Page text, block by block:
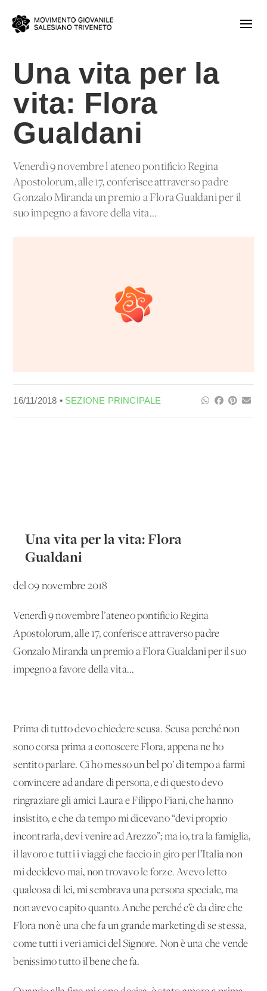
Una vita per la
vita: Flora
Gualdani
Venerdì 9 novembre l'ateneo pontificio Regina
Apostolorum, alle 17, conferisce attraverso padre
Gonzalo Miranda un premio a Flora Gualdani per il
suo impegno a favore della vita...
16/11/2018 • SEZIONE PRINCIPALE
Una vita per la vita: Flora
Gualdani
del 09 novembre 2018
Venerdì 9 novembre l’ateneo pontificio Regina
Apostolorum, alle 17, conferisce attraverso padre
Gonzalo Miranda un premio a Flora Gualdani per il suo
impegno a favore della vita...
Prima di tutto devo chiedere scusa. Scusa perché non
sono corsa prima a conoscere Flora, appena ne ho
sentito parlare. Ci ho messo un bel po’ di tempo a farmi
convincere ad andare di persona, e di questo devo
ringraziare gli amici Laura e Filippo Fiani, che hanno
insistito, e che da tempo mi dicevano “devi proprio
incontrarla, devi venire ad Arezzo”; ma io, tra la famiglia,
il lavoro e tutti i viaggi che faccio in giro per l’Italia non
mi decidevo mai, non trovavo le forze. Avevo letto
qualcosa di lei, mi sembrava una persona speciale, ma
non avevo capito quanto. Anche perché c’è da dire che
Flora non è una che fa un grande marketing di se stessa,
come tutti i veri amici del Signore. Non è una che vende
benissimo tutto il bene che fa.